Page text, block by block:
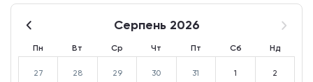
Серпень 2026
Пн Вт Ср Чт Пт Сб Нд
27 28 29 30 31 1 2